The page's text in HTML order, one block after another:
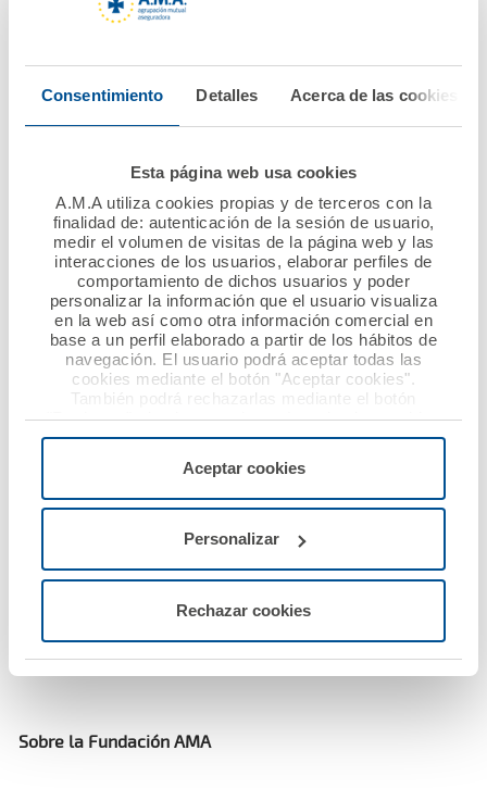
Consentimiento Detalles Acerca de las cookies
Esta página web usa cookies
A.M.A utiliza cookies propias y de terceros con la
finalidad de: autenticación de la sesión de usuario,
medir el volumen de visitas de la página web y las
interacciones de los usuarios, elaborar perfiles de
comportamiento de dichos usuarios y poder
personalizar la información que el usuario visualiza
en la web así como otra información comercial en
base a un perfil elaborado a partir de los hábitos de
navegación. El usuario podrá aceptar todas las
cookies mediante el botón "Aceptar cookies".
También podrá rechazarlas mediante el botón
"Rechazar", donde se rechazarán todas las cookies
menos las necesarias para permitir el acceso a los
configurarlas usando el botón “Personalizar".
Aceptar cookies
Personalizar
Rechazar cookies
presentación de originales ya está abierto y concluye el
Más información de las bases puede consultarse en las
webs www.amaseguros.com ywww.aeds.org.
Sobre de la Asociación Española de Derecho Sanitario.
La Asociación Española de Derecho Sanitario nació en
1992 con el deseo de propiciar el encuentro adecuado
entre dos grandes humanismos, como son el Derecho y
la Medicina, entendida ésta última en su más amplio
objetivo principal es superar el viejo término
asistemático de legislación sanitaria y, por otro, hacer
que definir el sector acotado de su realidad (las
relaciones entre los usuarios o pacientes y el Sistema
Nacional de Salud y, fundamentalmente, entre aquellos
Sobre la Fundación AMA